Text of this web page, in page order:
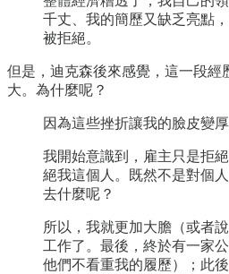
千丈、我的簡歷又缺乏亮點
被拒絕。
但是，迪克森後來感覺，這一段經
大。為什麼呢？
因為這些挫折讓我的臉皮變厚
我開始意識到，雇主只是拒
絕我這個人。既然不是對個
去什麼呢？
所以，我就更加大膽（或者
工作了。最後，終於有一家
他們不看重我的履歷）；此